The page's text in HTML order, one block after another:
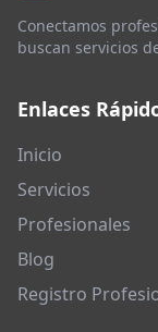
Conectamos
buscan servicios
Enlaces
Inicio
Servicios
Profesionales
Blog
Registro